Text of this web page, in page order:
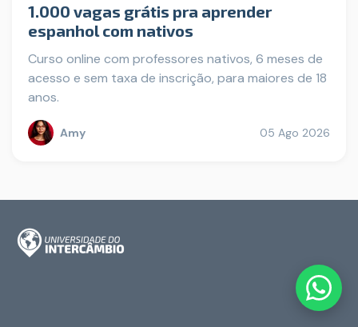
1.000 vagas grátis pra aprender
espanhol com nativos
Curso online com professores nativos, 6 meses de
acesso e sem taxa de inscrição, para maiores de 18
anos.
Amy 05 Ago 2026